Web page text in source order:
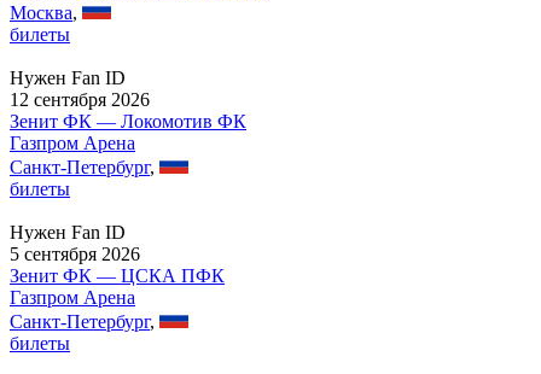
Москва,
билеты
Нужен Fan ID
12 сентября 2026
Зенит ФК — Локомотив ФК
Газпром Арена
Санкт-Петербург,
билеты
Нужен Fan ID
5 сентября 2026
Зенит ФК — ЦСКА ПФК
Газпром Арена
Санкт-Петербург,
билеты